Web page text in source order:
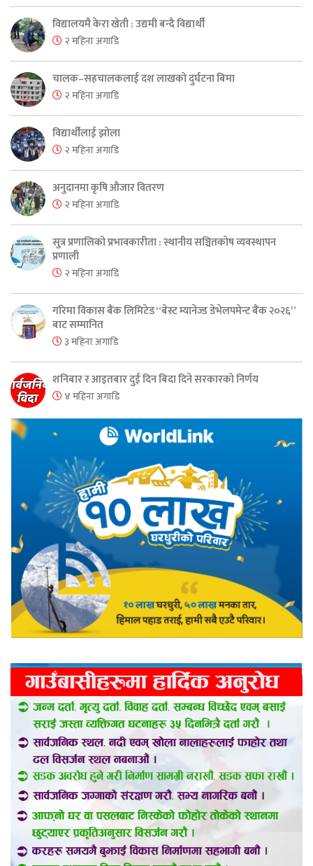
विद्यालयमै केरा खेती : उद्यमी बन्दै विद्यार्थी
२ महिना अगाडि
चालक–सहचालकलाई दश लाखको दुर्घटना बिमा
२ महिना अगाडि
विद्यार्थीलाई झोला
२ महिना अगाडि
अनुदानमा कृषि औजार वितरण
२ महिना अगाडि
सुत्र प्रणालिको प्रभावकारीता : स्थानीय सञ्चितकोष व्यवस्थापन
प्रणाली
२ महिना अगाडि
गरिमा विकास बैंक लिमिटेड “बेस्ट म्यानेज्ड डेभेलपमेन्ट बैंक २०२६”
बाट सम्मानित
३ महिना अगाडि
शनिबार र आइतबार दुई दिन बिदा दिने सरकारको निर्णय
४ महिना अगाडि